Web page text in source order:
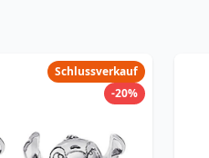
Schlussverkauf
-20%